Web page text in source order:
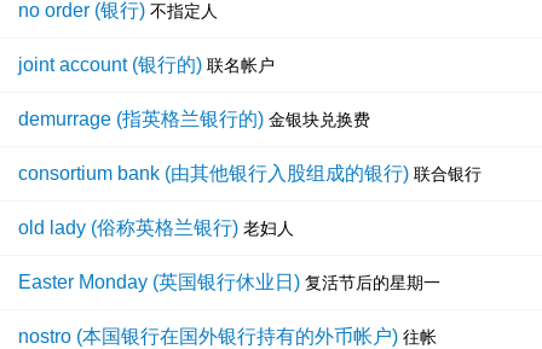
no order (银行) 不指定人
joint account (银行的) 联名帐户
demurrage (指英格兰银行的) 金银块兑换费
consortium bank (由其他银行入股组成的银行) 联合银行
old lady (俗称英格兰银行) 老妇人
Easter Monday (英国银行休业日) 复活节后的星期一
nostro (本国银行在国外银行持有的外币帐户) 往帐